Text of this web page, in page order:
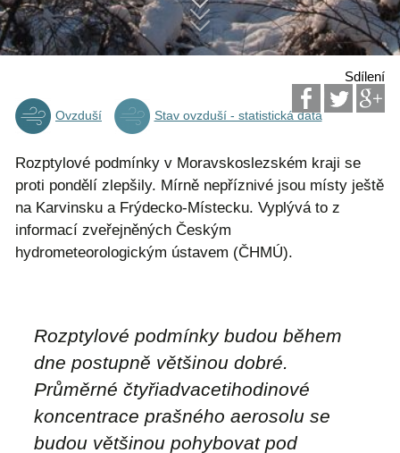
Sdílení
Ovzduší Stav ovzduší - statistická data
Rozptylové podmínky v Moravskoslezském kraji se
proti pondělí zlepšily. Mírně nepříznivé jsou místy ještě
na Karvinsku a Frýdecko-Místecku. Vyplývá to z
informací zveřejněných Českým
hydrometeorologickým ústavem (ČHMÚ).
Rozptylové podmínky budou během
dne postupně většinou dobré.
Průměrné čtyřiadvacetihodinové
koncentrace prašného aerosolu se
budou většinou pohybovat pod